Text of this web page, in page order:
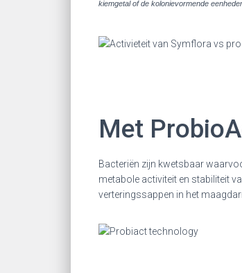
kiemgetal of de kolonievormende
Met
Bacteriën zijn kwetsbaar
metabole activiteit en stabiliteit
verteringssappen in het